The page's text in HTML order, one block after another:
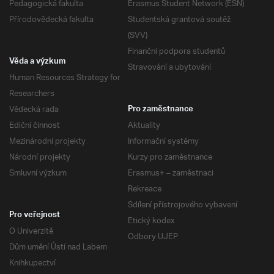
Pedagogická fakulta
Přírodovědecká fakulta
Erasmus Student Network (ESN)
Studentská grantová soutěž
(SVV)
Finanční podpora studentů
Stravování a ubytování
Věda a výzkum
Human Resources Strategy for
Researchers
Vědecká rada
Ediční činnost
Mezinárodní projekty
Národní projekty
Smluvní výzkum
Pro zaměstnance
Aktuality
Informační systémy
Kurzy pro zaměstnance
Erasmus+ – zaměstnaci
Rekreace
Sdílení přístrojového vybavení
Etický kodex
Odbory UJEP
Pro veřejnost
O Univerzitě
Dům umění Ústí nad Labem
Knihkupectví